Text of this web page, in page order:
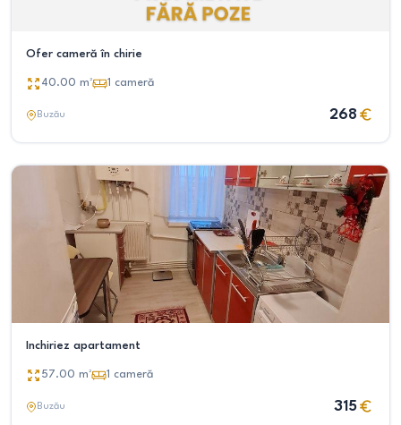
Ofer cameră în chirie
40.00 m² 1 cameră
Buzău 268
Inchiriez apartament
57.00 m² 1 cameră
Buzău 315